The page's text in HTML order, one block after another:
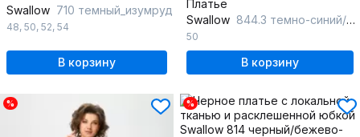
Swallow 710 темный_изумруд
48, 50, 52, 54
В корзину
Платье
Swallow 844.3 темно-синий/белый_принт
50
В корзину
% %